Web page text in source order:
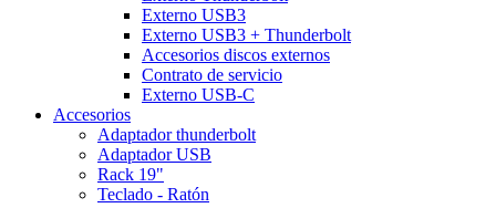
Externo USB3
Externo USB3 + Thunderbolt
Accesorios discos externos
Contrato de servicio
Externo USB-C
Accesorios
Adaptador thunderbolt
Adaptador USB
Rack 19"
Teclado - Ratón